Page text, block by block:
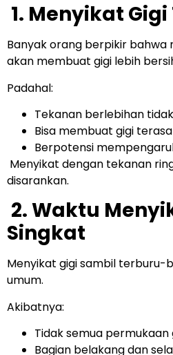
1. Menyikat
Banyak orang berpikir
akan membuat gigi lebih
Padahal:
Tekanan berlebihan
Bisa membuat gigi
Berpotensi
Menyikat dengan tekanan
disarankan.
2. Waktu
Singkat
Menyikat gigi sambil terburu-
umum.
Akibatnya:
Tidak semua
Bagian belakang dan